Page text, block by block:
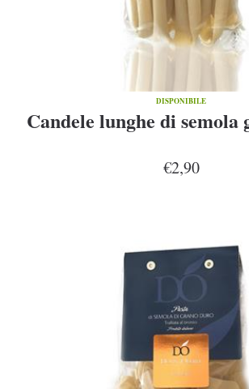
DISPONIBILE
Candele lunghe di semola
€2,90